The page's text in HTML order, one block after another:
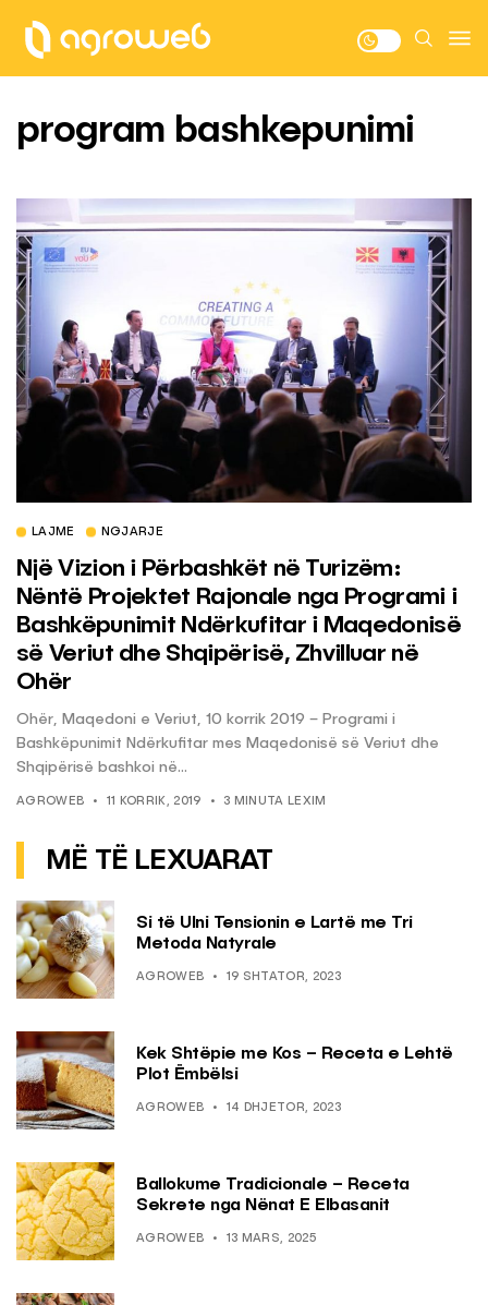
program bashkepunimi
LAJME NGJARJE
Një Vizion i Përbashkët në Turizëm:
Nëntë Projektet Rajonale nga Programi i
Bashkëpunimit Ndërkufitar i Maqedonisë
së Veriut dhe Shqipërisë, Zhvilluar në
Ohër
Ohër, Maqedoni e Veriut, 10 korrik 2019 – Programi i
Bashkëpunimit Ndërkufitar mes Maqedonisë së Veriut dhe
Shqipërisë bashkoi në...
AGROWEB 11 KORRIK, 2019 3 MINUTA LEXIM
MË TË LEXUARAT
Si të Ulni Tensionin e Lartë me Tri
Metoda Natyrale
AGROWEB 19 SHTATOR, 2023
Kek Shtëpie me Kos – Receta e Lehtë
Plot Ëmbëlsi
AGROWEB 14 DHJETOR, 2023
Ballokume Tradicionale – Receta
Sekrete nga Nënat E Elbasanit
AGROWEB 13 MARS, 2025